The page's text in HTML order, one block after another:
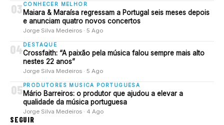
03 CONHECER MELHOR
Maiara & Maraísa regressam a Portugal seis meses depois
e anunciam quatro novos concertos
Jorge Silva Medeiros · 5 Ago
04DESTAQUE
Crossfaith: “A paixão pela música falou sempre mais alto
nestes 22 anos”
Jorge Silva Medeiros · 5 Ago
05 PRODUTORES MUSICA PORTUGUESA
Mário Barreiros: o produtor que ajudou a elevar a
qualidade da música portuguesa
Jorge Silva Medeiros · 4 Ago
SEGUIR